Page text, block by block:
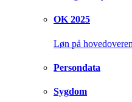
OK 2025
Løn på
Persondata
Sygdom